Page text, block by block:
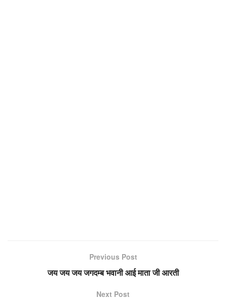
Previous Post
जय जय जय जगदम्ब भवानी आई माता जी आरती
Next Post